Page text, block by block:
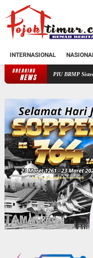
INTERNASIONAL
BREAKING
NEWS
PIU BRMP Sistem di Soppeng